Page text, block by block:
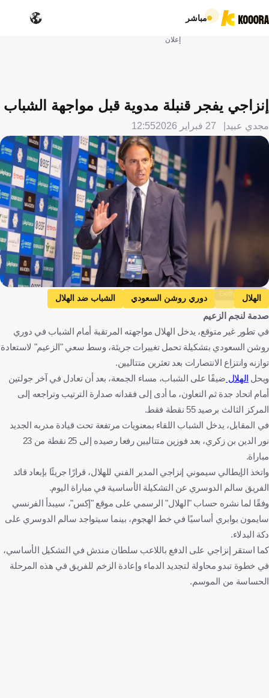
مباشر
إعلان
إنزاجي يفجر قنبلة مدوية قبل مواجهة الشباب
مجدي عبيد 27 فبراير 2026 12:55
Getty Images
الهلال دوري روشن السعودي
الشباب ضد الهلال
الشباب
المملكة العربية السعودية
إيطاليا كرة قدم
صدمة لنجم الزعيم
في تطور غير متوقع، يدخل الهلال مواجهته المرتقبة أمام الشباب في دوري
روشن السعودي بتشكيلة تحمل تغييرات جريئة، وسط سعي "الزعيم" لاستعادة
توازنه وانتزاع الانتصارات بعد تعثرين متتاليين.
ويحل الهلال ضيفًا على الشباب، مساء الجمعة، بعد أن تعادل في آخر جولتين
أمام اتحاد جدة ثم التعاون، ما أدى إلى فقدانه صدارة الترتيب وتراجعه إلى
المركز الثالث برصيد 55 نقطة فقط.
في المقابل، يدخل الشباب اللقاء بمعنويات مرتفعة تحت قيادة مدربه الجديد
نور الدين بن زكري، بعد فوزين متتاليين رفعا رصيده إلى 25 نقطة من 23
مباراة.
واتخذ الإيطالي سيموني إنزاجي المدير الفني للهلال، قرارًا جريئًا بإبعاد قائد
الفريق سالم الدوسري عن التشكيلة الأساسية في مباراة اليوم.
وفقًا لما نشره حساب "الهلال" الرسمي على موقع "إكس"، سيبدأ الفرنسي
سايمون بوابري أساسيًا في خط الهجوم، بينما سيتواجد سالم الدوسري على
دكة البدلاء.
كما استقر إنزاجي على الدفع باللاعب سلطان مندش في التشكيل الأساسي،
في خطوة تبدو محاولة لتجديد الدماء وإعادة الزخم للفريق في هذه المرحلة
الحساسة من الموسم.